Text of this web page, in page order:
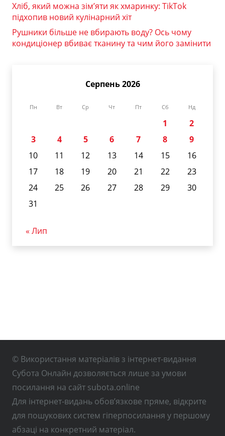
Хліб, який можна зім’яти як хмаринку: TikTok
підхопив новий кулінарний хіт
Рушники більше не вбирають воду? Ось чому
кондиціонер вбиває тканину та чим його замінити
Серпень 2026
Пн Вт Ср Чт Пт Сб Нд
1
2
3
4 5 6 7 8
9
10
11 12 13 14 15
16
17
18 19 20 21 22
23
24
25 26 27 28 29
30
31
« Лип
© Використання матеріалів з інтернет-видання
Субота Онлайн дозволяється лише за умови
посилання на сайт subota.online
Для інтернет-видань обов’язкове пряме, відкрите
для пошукових систем гіперпосилання у першому
абзаці на конкретний матеріал.